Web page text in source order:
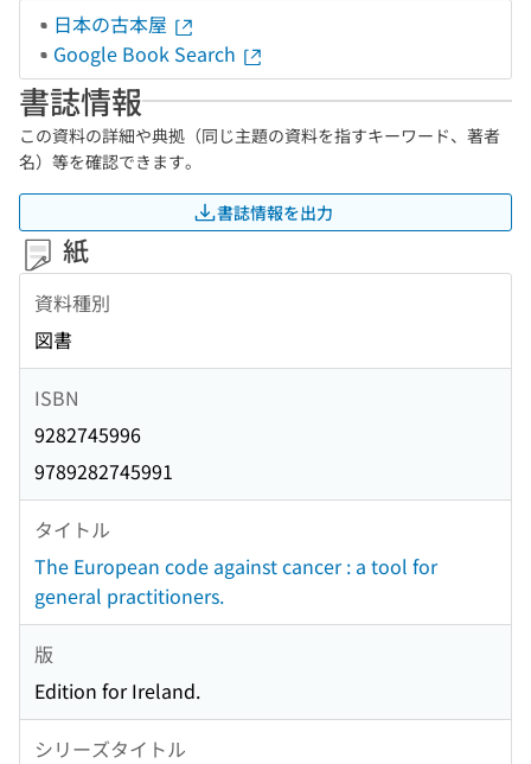
日本の古本屋
Google Book Search
書誌情報
この資料の詳細や典拠（同じ主題の資料を指すキーワード、著者
名）等を確認できます。
書誌情報を出力
紙
資料種別
図書
ISBN
9282745996
9789282745991
タイトル
The European code against cancer : a tool for
general practitioners.
版
Edition for Ireland.
シリーズタイトル